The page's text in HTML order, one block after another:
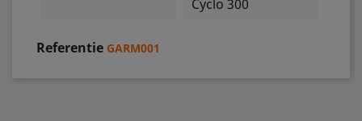
Cyclo 300
Referentie GARM001